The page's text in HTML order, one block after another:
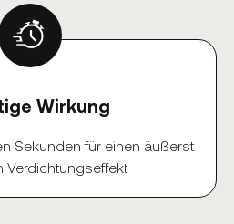
Wirkung
Sekunden für einen äußerst
Verdichtungseffekt